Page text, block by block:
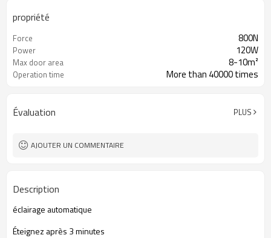
propriété
Force 800N
Power 120W
Max door area 8-10m²
Operation time More than 40000 times
Évaluation PLUS
AJOUTER UN COMMENTAIRE
Description
éclairage automatique
Éteignez après 3 minutes